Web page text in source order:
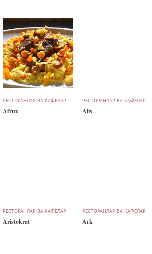
РЕСТОРАНЛАР ВА КАФЕЛАР
Afruz
РЕСТОРАНЛАР ВА КАФЕЛАР
Alis
РЕСТОРАНЛАР ВА КАФЕЛАР
Aristokrat
РЕСТОРАНЛАР ВА КАФЕЛАР
Ark